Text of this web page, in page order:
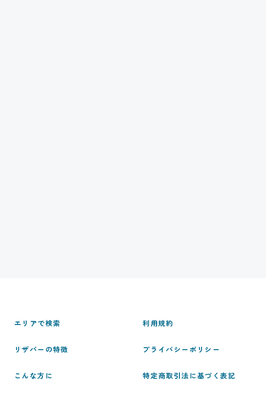
エリアで検索 利用規約
リザパーの特徴 プライバシーポリシー
こんな方に 特定商取引法に基づく表記